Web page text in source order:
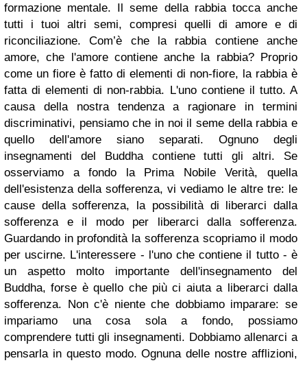
formazione mentale. Il seme della rabbia tocca anche
tutti i tuoi altri semi, compresi quelli di amore e di
riconciliazione. Com’è che la rabbia contiene anche
amore, che l'amore contiene anche la rabbia? Proprio
come un fiore è fatto di elementi di non-fiore, la rabbia è
fatta di elementi di non-rabbia. L'uno contiene il tutto. A
causa della nostra tendenza a ragionare in termini
discriminativi, pensiamo che in noi il seme della rabbia e
quello dell'amore siano separati. Ognuno degli
insegnamenti del Buddha contiene tutti gli altri. Se
osserviamo a fondo la Prima Nobile Verità, quella
dell'esistenza della sofferenza, vi vediamo le altre tre: le
cause della sofferenza, la possibilità di liberarci dalla
sofferenza e il modo per liberarci dalla sofferenza.
Guardando in profondità la sofferenza scopriamo il modo
per uscirne. L'interessere - l'uno che contiene il tutto - è
un aspetto molto importante dell'insegnamento del
Buddha, forse è quello che più ci aiuta a liberarci dalla
sofferenza. Non c'è niente che dobbiamo imparare: se
impariamo una cosa sola a fondo, possiamo
comprendere tutti gli insegnamenti. Dobbiamo allenarci a
pensarla in questo modo. Ognuna delle nostre afflizioni,